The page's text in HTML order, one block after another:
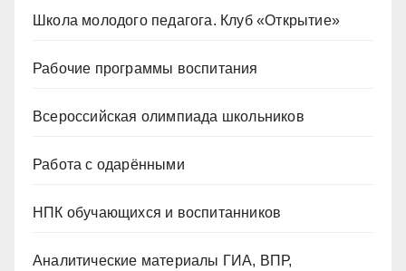
Школа молодого педагога. Клуб «Открытие»
Рабочие программы воспитания
Всероссийская олимпиада школьников
Работа с одарёнными
НПК обучающихся и воспитанников
Аналитические материалы ГИА, ВПР,